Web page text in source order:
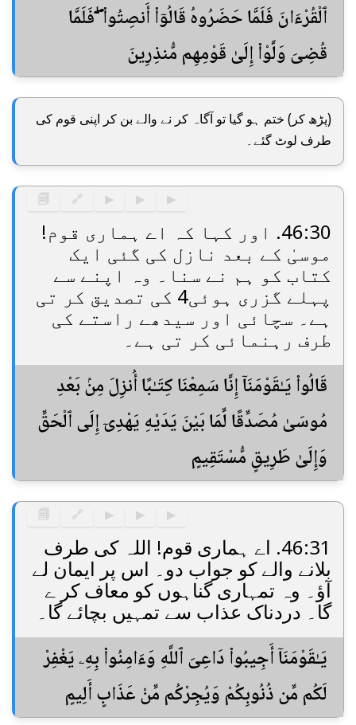
ٱلْقُرْءَانَ فَلَمَّا حَضَرُوهُ قَالُوٓا۟ أَنصِتُوا۟ ۖ فَلَمَّا
قُضِىَ وَلَّوْا۟ إِلَىٰ قَوْمِهِم مُّنذِرِينَ
(پڑھ کر) ختم ہو گیا تو آگاہ کر نے والے بن کر اپنی قوم کی
طرف لوٹ گئے۔
▶
▶
▶
🔗
🗐
46:30. اور کہا کہ اے ہماری قوم!
موسیٰ کے بعد نازل کی گئی ایک
کتاب کو ہم نے سنا۔ وہ اپنے سے
پہلے گزری ہوئی4 کی تصدیق کر تی
ہے۔ سچائی اور سیدھے راستے کی
طرف رہنمائی کر تی ہے۔
قَالُوا۟ يَـٰقَوْمَنَآ إِنَّا سَمِعْنَا كِتَـٰبًا أُنزِلَ مِنۢ بَعْدِ
مُوسَىٰ مُصَدِّقًا لِّمَا بَيْنَ يَدَيْهِ يَهْدِىٓ إِلَى ٱلْحَقِّ
وَإِلَىٰ طَرِيقٍ مُّسْتَقِيمٍ
▶
▶
▶
🔗
🗐
46:31. اے ہماری قوم! اللہ کی طرف
بلانے والے کو جواب دو۔ اس پر ایمان لے
آؤ۔ وہ تمہاری گناہوں کو معاف کر ے
گا۔ دردناک عذاب سے تمہیں بچائے گا۔
يَـٰقَوْمَنَآ أَجِيبُوا۟ دَاعِىَ ٱللَّهِ وَءَامِنُوا۟ بِهِۦ يَغْفِرْ
لَكُم مِّن ذُنُوبِكُمْ وَيُجِرْكُم مِّنْ عَذَابٍ أَلِيمٍ